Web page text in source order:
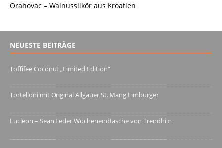
Orahovac – Walnusslikör aus Kroatien
NEUESTE BEITRÄGE
Toffifee Coconut „Limited Edition“
Tortelloni mit Original Allgäuer St. Mang Limburger
Lucleon – Sean Leder Wochenendtasche von Trendhim